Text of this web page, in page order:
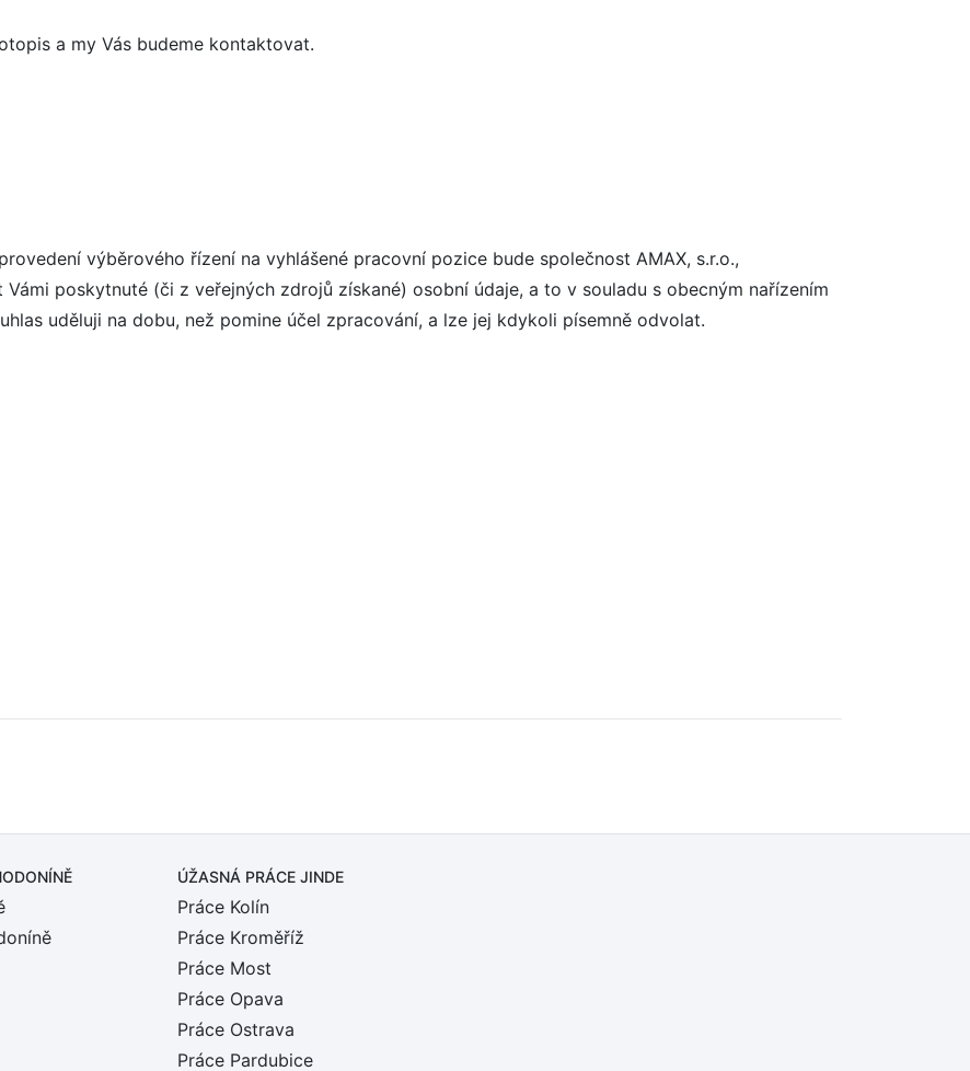
a my Vás budeme kontaktovat.
výběrového řízení na vyhlášené pracovní pozice bude společnost AMAX, s.r.o.,
poskytnuté (či z veřejných zdrojů získané) osobní údaje, a to v souladu s obecným nařízením
uděluji na dobu, než pomine účel zpracování, a lze jej kdykoli písemně odvolat.
ÚŽASNÁ PRÁCE JINDE
Práce Kolín
Práce Kroměříž
Práce Most
Práce Opava
Práce Ostrava
Práce Pardubice